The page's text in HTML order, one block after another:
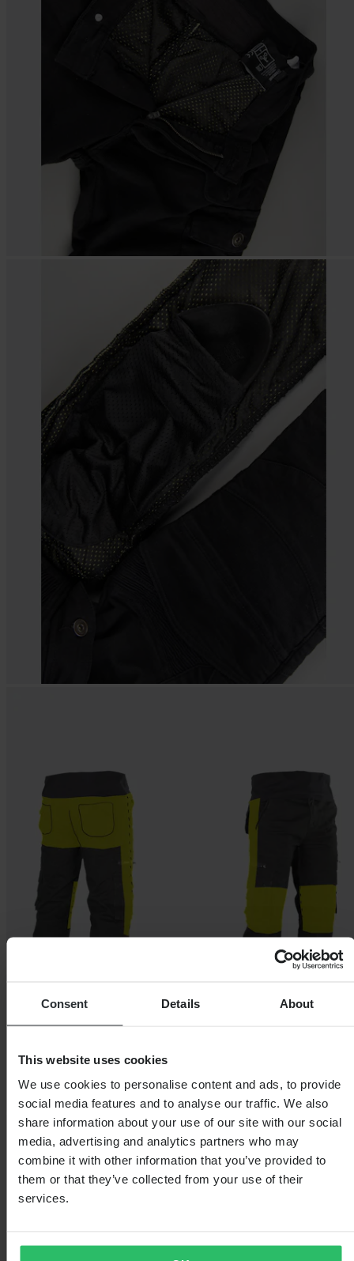
Consent Details About
This website uses cookies
We use cookies to personalise content and ads, to provide
social media features and to analyse our traffic. We also
share information about your use of our site with our social
media, advertising and analytics partners who may
combine it with other information that you’ve provided to
them or that they’ve collected from your use of their
services.